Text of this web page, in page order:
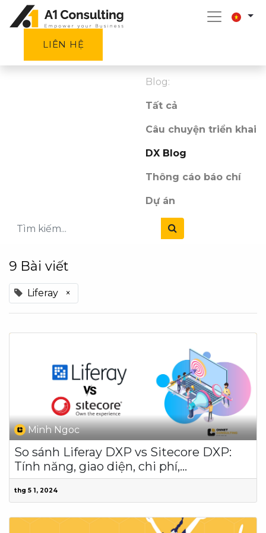
LIÊN HỆ
Blog:
Tất cả
Câu chuyện triển khai
DX Blog
Thông cáo báo chí
Dự án
9 Bài viết
Liferay ×
Minh Ngoc
So sánh Liferay DXP vs Sitecore DXP:
Tính năng, giao diện, chi phí,...
thg 5 1, 2024